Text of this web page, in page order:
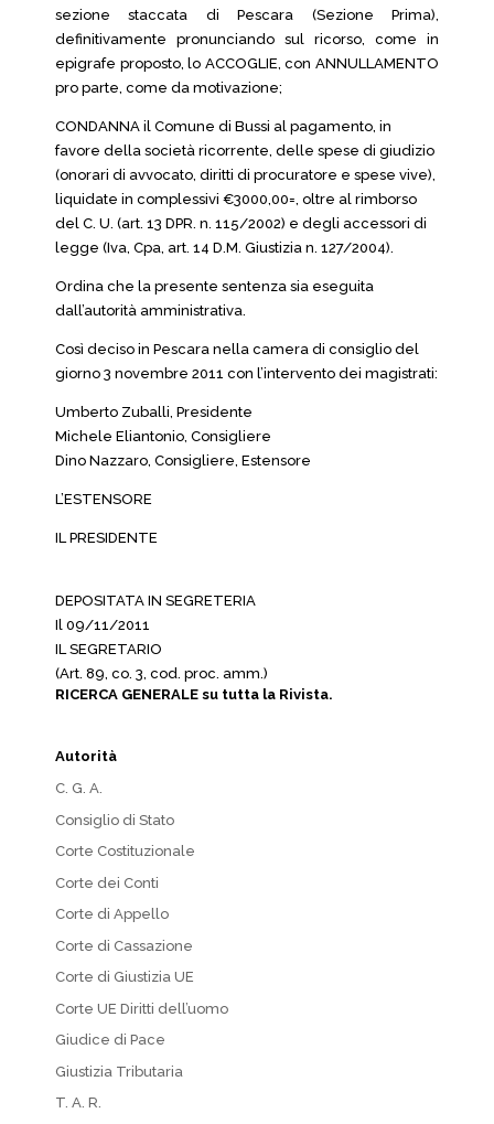
sezione staccata di Pescara (Sezione Prima),
definitivamente pronunciando sul ricorso, come in
epigrafe proposto, lo ACCOGLIE, con ANNULLAMENTO
pro parte, come da motivazione;
CONDANNA il Comune di Bussi al pagamento, in
favore della società ricorrente, delle spese di giudizio
(onorari di avvocato, diritti di procuratore e spese vive),
liquidate in complessivi €3000,00=, oltre al rimborso
del C. U. (art. 13 DPR. n. 115/2002) e degli accessori di
legge (Iva, Cpa, art. 14 D.M. Giustizia n. 127/2004).
Ordina che la presente sentenza sia eseguita
dall’autorità amministrativa.
Così deciso in Pescara nella camera di consiglio del
giorno 3 novembre 2011 con l’intervento dei magistrati:
Umberto Zuballi, Presidente
Michele Eliantonio, Consigliere
Dino Nazzaro, Consigliere, Estensore
L’ESTENSORE
IL PRESIDENTE
DEPOSITATA IN SEGRETERIA
Il 09/11/2011
IL SEGRETARIO
(Art. 89, co. 3, cod. proc. amm.)
RICERCA GENERALE su tutta la Rivista.
Autorità
C. G. A.
Consiglio di Stato
Corte Costituzionale
Corte dei Conti
Corte di Appello
Corte di Cassazione
Corte di Giustizia UE
Corte UE Diritti dell’uomo
Giudice di Pace
Giustizia Tributaria
T. A. R.